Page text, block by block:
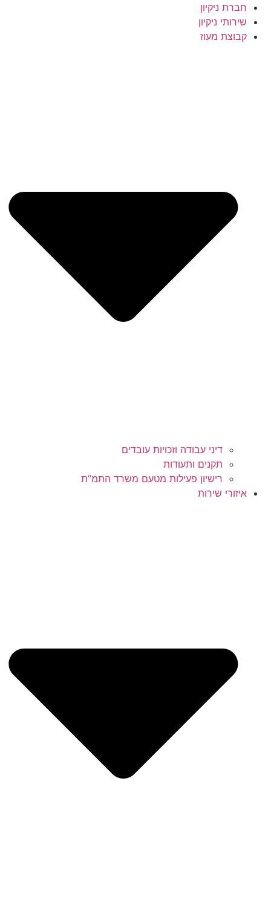
לתוכן
חברת ניקיון
שירותי ניקיון
קבוצת מעוז
דיני עבודה וזכויות עובדים
תקנים ותעודות
רישיון פעילות מטעם משרד התמ”ת
איזורי שירות